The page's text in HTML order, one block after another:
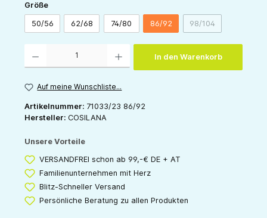
Größeauswählen
50/56 62/68 74/80 86/92 98/104(Diese Option ist
In den Warenkorb
Auf meine Wunschliste...
Artikelnummer: 71033/23 86/92
Hersteller: COSILANA
Unsere Vorteile
VERSANDFREI schon ab 99,-€ DE + AT
Familienunternehmen mit Herz
Blitz-Schneller Versand
Persönliche Beratung zu allen Produkten